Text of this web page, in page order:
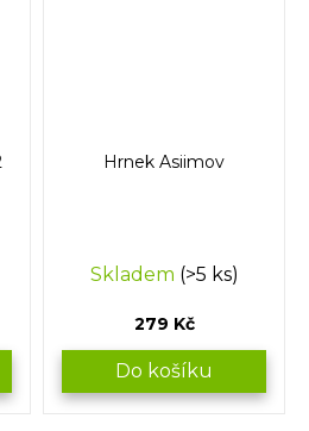
Hrnek Asiimov
Skladem (>5 ks)
279 Kč
Do košíku